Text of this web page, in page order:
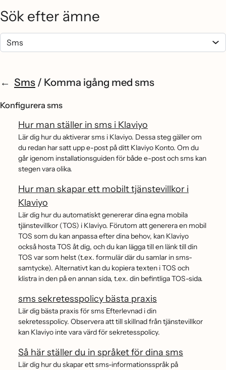
Sök efter ämne
Sms / Komma igång med sms
Konfigurera sms
Hur man ställer in sms i Klaviyo
Lär dig hur du aktiverar sms i Klaviyo. Dessa steg gäller om
du redan har satt upp e-post på ditt Klaviyo Konto. Om du
går igenom installationsguiden för både e-post och sms kan
stegen vara olika.
Hur man skapar ett mobilt tjänstevillkor i
Klaviyo
Lär dig hur du automatiskt genererar dina egna mobila
tjänstevillkor (TOS) i Klaviyo. Förutom att generera en mobil
TOS som du kan anpassa efter dina behov, kan Klaviyo
också hosta TOS åt dig, och du kan lägga till en länk till din
TOS var som helst (t.ex. formulär där du samlar in sms-
samtycke). Alternativt kan du kopiera texten i TOS och
klistra in den på en annan sida, t.ex. din befintliga TOS-sida.
sms sekretesspolicy bästa praxis
Lär dig bästa praxis för sms Efterlevnad i din
sekretesspolicy. Observera att till skillnad från tjänstevillkor
kan Klaviyo inte vara värd för sekretesspolicy.
Så här ställer du in språket för dina sms
Lär dig hur du skapar ett sms-informationsspråk på